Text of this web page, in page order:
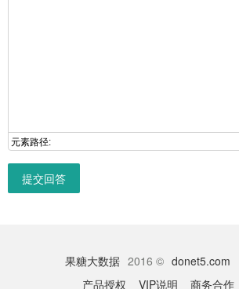
元素路径:
提交回答
果糖大数据 2016 © donet5.com
产品授权
VIP说明 商务合作